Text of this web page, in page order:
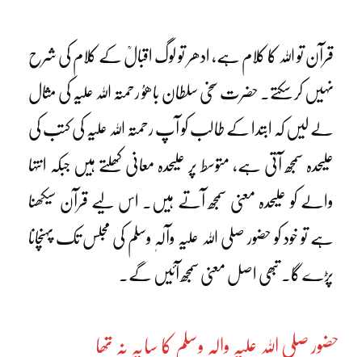
قرآن تو اللہ کا کلام ہے، ادھر تو لوگ اقبالؒ کے کلام کی شرح
نہیں کر سکتے۔ حضرت سخی سلطان باھوُ رحمتہ اللہ علیہ کی مثال
لے لیں کہ ابتدا کے طالب کو آپ رحمتہ اللہ علیہ کی کتب کی
علیحدہ سمجھ آتی ہے، متوسط پر علیحدہ معانی کھلتے ہیں جبکہ انتہا
والے کو علیحدہ معنی سمجھ آتے ہیں۔ اس لیے قرآن سیکھنا
ہے تو خود کو حضور صلی اللہ علیہ وآلہٖ وسلم کی مجلس تک پہنچانا
پڑے گا۔ تبھی اصل معنی سمجھ آئیں گے۔
حضور صلی اللہ علیہ والہ وسلم کا سایہ نہ تھا